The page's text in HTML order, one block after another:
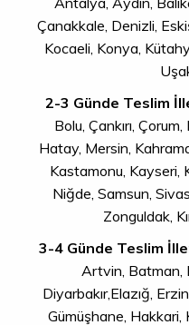
Çanakkale, Denizli,
Kocaeli, Konya,
2-3 Günde Teslim
Bolu, Çankırı,
Hatay, Mersin,
Kastamonu, Kayseri,
Niğde, Samsun,
Zonguldak,
3-4 Günde Teslim
Artvin, Batman,
Diyarbakır,Elazığ,
Gümüşhane, Hakkari,